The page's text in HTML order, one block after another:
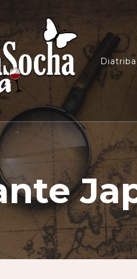
Diatriba